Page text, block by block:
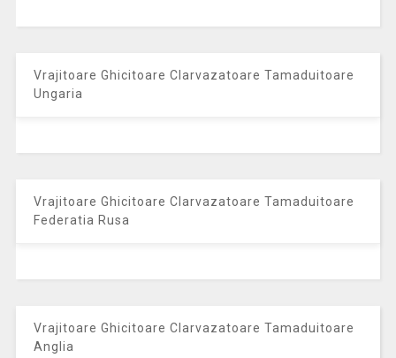
Vrajitoare Ghicitoare Clarvazatoare Tamaduitoare
Ungaria
Vrajitoare Ghicitoare Clarvazatoare Tamaduitoare
Federatia Rusa
Vrajitoare Ghicitoare Clarvazatoare Tamaduitoare
Anglia